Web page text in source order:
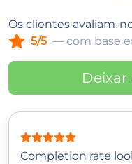
Os clientes avaliam-
5/5 — com base
Deixar
Completion rate